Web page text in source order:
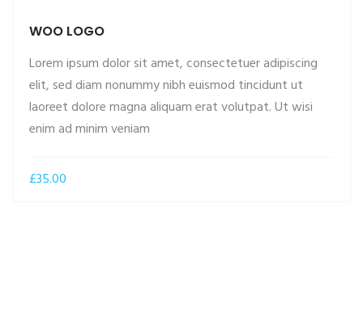
WOO LOGO
Lorem ipsum dolor sit amet, consectetuer adipiscing
elit, sed diam nonummy nibh euismod tincidunt ut
laoreet dolore magna aliquam erat volutpat. Ut wisi
enim ad minim veniam
£35.00